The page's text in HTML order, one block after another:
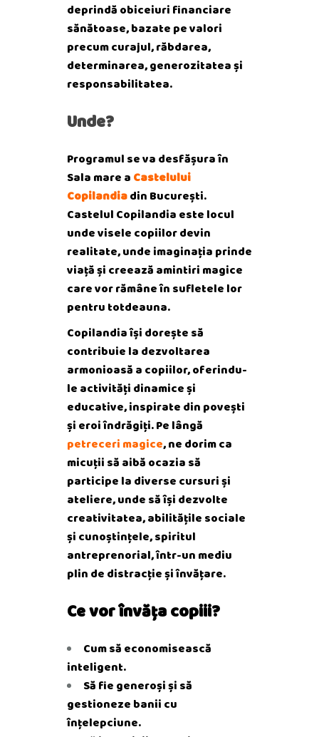
deprindă obiceiuri financiare
sănătoase, bazate pe valori
precum curajul, răbdarea,
determinarea, generozitatea și
responsabilitatea.
Unde?
Programul se va desfășura în
Sala mare a Castelului
Copilandiadin București.
Castelul Copilandia este locul
unde visele copiilor devin
realitate, unde imaginația prinde
viață și creează amintiri magice
care vor rămâne în sufletele lor
pentru totdeauna.
Copilandia își dorește să
contribuie la dezvoltarea
armonioasă a copiilor, oferindu-
le activități dinamice și
educative, inspirate din povești
și eroi îndrăgiți.Pe lângă
petreceri magice, ne dorim ca
micuții să aibă ocazia să
participe la diverse cursuri și
ateliere, unde să își dezvolte
creativitatea, abilitățile sociale
și cunoștințele, spiritul
antreprenorial, într-un mediu
plin de distracție și învățare.
Ce vor învăța copiii?
Cum să economisească
inteligent.
Să fie generoși și să
gestioneze banii cu
înțelepciune.